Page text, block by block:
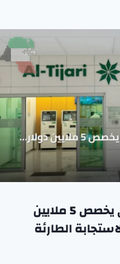
التجاري الكويتي يخصص 5 ملايين
الطارئة